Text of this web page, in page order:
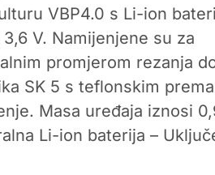
VBP4.0 s Li-ion
V. Namijenjene su za
promjerom rezanja
SK 5 s teflonskim
Masa uređaja iznosi
Li-ion baterija –